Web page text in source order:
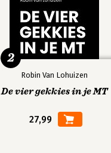
Robin Van Lohuizen
De vier gekkies in je MT
27,99
2